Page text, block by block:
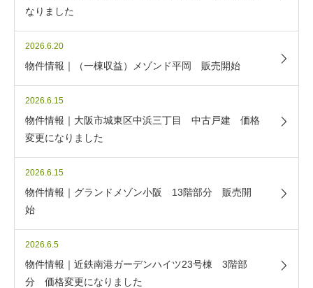
なりました
2026.6.20
物件情報｜（一棟収益）メゾンド平岡 販売開始
2026.6.15
物件情報｜大阪市城東区中浜三丁目 中古戸建 価格
変更になりました
2026.6.15
物件情報｜グランドメゾン小阪 13階部分 販売開
始
2026.6.5
物件情報｜近鉄南港ガーデンハイツ23号棟 3階部
分 価格変更になりました